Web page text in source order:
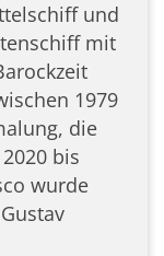
und
mit
1979
die
bis
wurde